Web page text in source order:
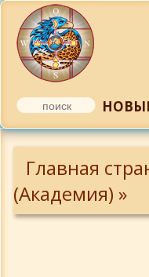
Главная
(Академия) »
Личности
Ткаченко
Батулин Ю.П.